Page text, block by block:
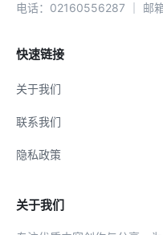
电话：02160556287 ｜ 邮
快速链接
关于我们
联系我们
隐私政策
关于我们